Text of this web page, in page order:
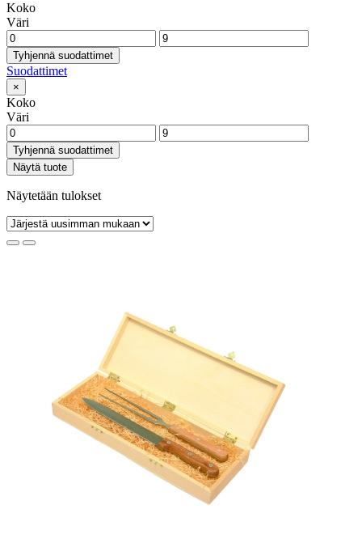
Koko
Väri
Tyhjennä suodattimet
Suodattimet
×
Koko
Väri
Tyhjennä suodattimet
Näytä tuote
Näytetään tulokset